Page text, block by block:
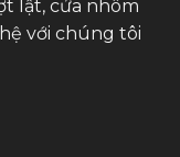
lật, cửa nhôm
với chúng tôi